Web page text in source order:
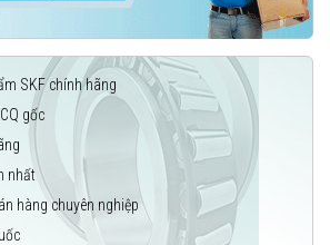
SKF chính hãng
gốc
nhất
hàng chuyên nghiệp